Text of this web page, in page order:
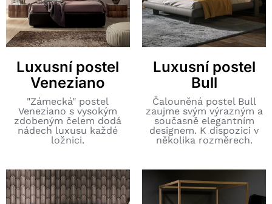
Luxusní postel
Veneziano
"Zámecká" postel
Veneziano s vysokým
zdobeným čelem dodá
nádech luxusu každé
ložnici.
Luxusní postel
Bull
Čalouněná postel Bull
zaujme svým výrazným a
současně elegantním
designem. K dispozici v
několika rozměrech.